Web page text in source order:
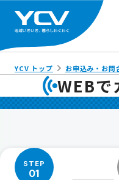
YCV トップ お申込み・お問
WEBで
STEP
01